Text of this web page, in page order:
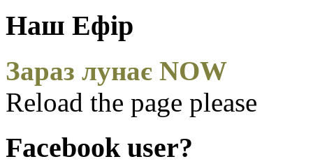
Наш Ефір
Зараз лунає NOW
Reload the page please
Facebook user?